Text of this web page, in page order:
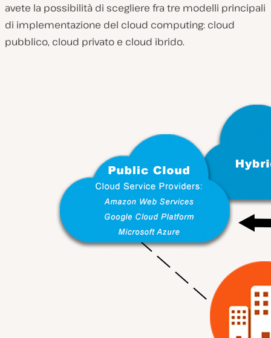
avete la possibilità di scegliere fra tre modelli principali
di implementazione del cloud computing: cloud
pubblico, cloud privato e cloud ibrido.